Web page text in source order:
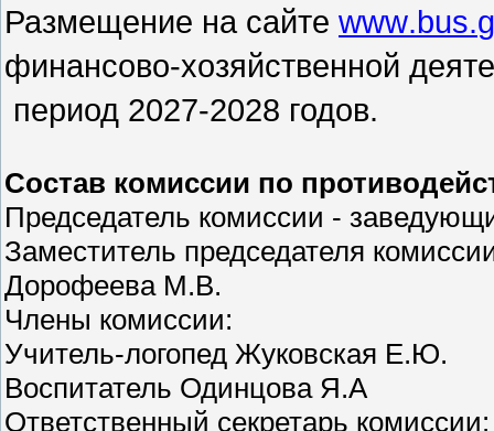
Размещение на сайте www.bus.
финансово-хозяйственной
период 2027-2028 годов.
Cостав комиссии по
Председатель комиссии -
Заместитель председателя
Дорофеева М.В.
Члены комиссии:
Учитель-логопед Жуковская Е.Ю.
Воспитатель Одинцова Я.А
Ответственный секретарь